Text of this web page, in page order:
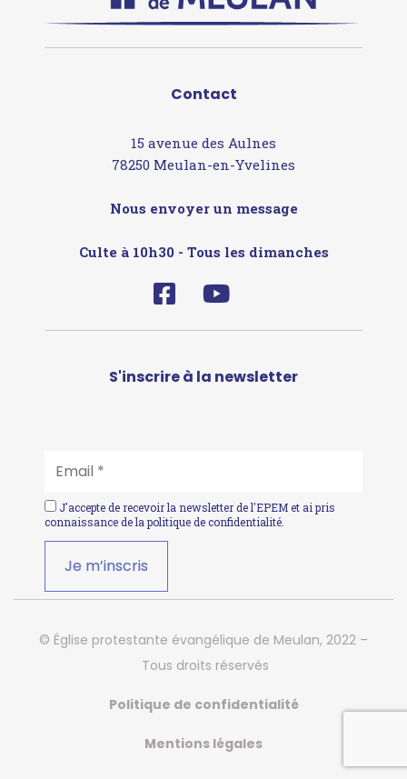
Contact
15 avenue des Aulnes
78250 Meulan-en-Yvelines
Nous envoyer un message
Culte à 10h30 - Tous les dimanches
S'inscrire à la newsletter
J'accepte de recevoir la newsletter de l'EPEM et ai pris
connaissance de lapolitique de confidentialité.
© Église protestante évangélique de Meulan, 2022 –
Tous droits réservés
Politique de confidentialité
Mentions légales